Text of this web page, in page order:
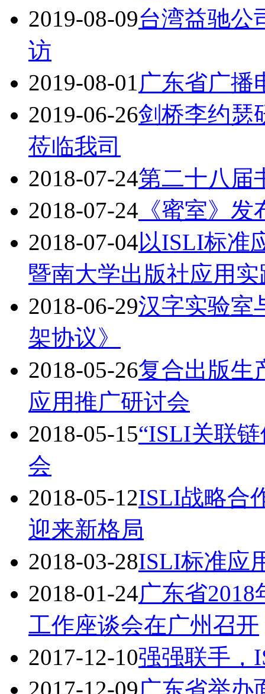
2019-08-09台湾益驰公
访
2019-08-01 广东省广播
2019-06-26剑桥李约瑟
莅临我司
2018-07-24第二十八届
2018-07-24 《蜜室》
2018-07-04以ISLI标准
暨南大学出版社应用实
2018-06-29汉字实验室
架协议》
2018-05-26复合出版生
应用推广研讨会
2018-05-15“ISLI关联
会
2018-05-12ISLI战略合
迎来新格局
2018-03-28ISLI标准应
2018-01-24广东省
工作座谈会在广州召开
2017-12-10强强联手，
2017-12-09广东省举办